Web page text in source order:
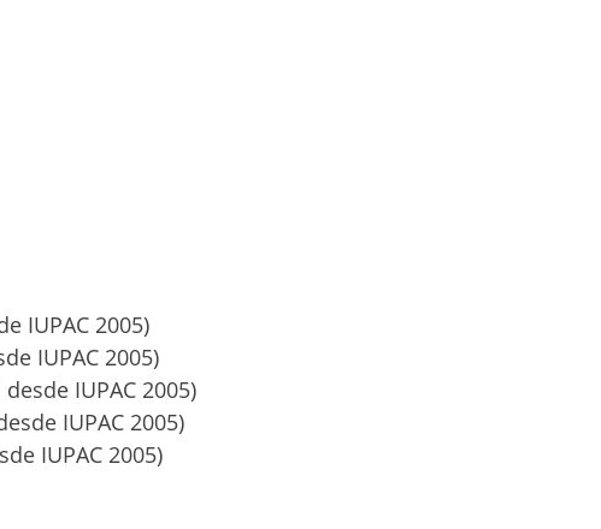
IUPAC 2005)
IUPAC 2005)
IUPAC 2005)
IUPAC 2005)
IUPAC 2005)